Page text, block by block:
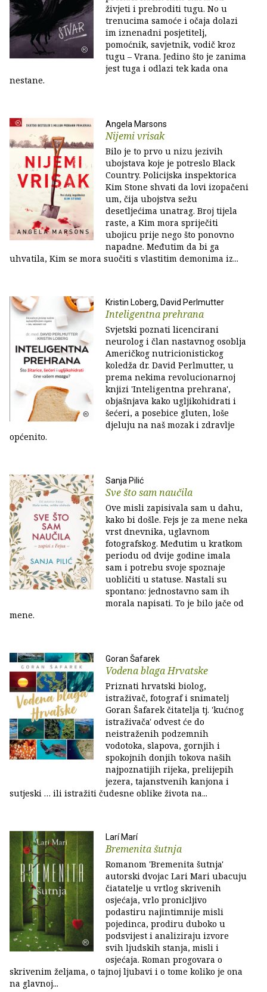
živjeti i prebroditi tugu. No u
trenucima samoće i očaja dolazi
im iznenadni posjetitelj,
pomoćnik, savjetnik, vodič kroz
tugu – Vrana. Jedino što je zanima
jest tuga i odlazi tek kada ona
nestane.
Angela Marsons
Nijemi vrisak
Bilo je to prvo u nizu jezivih
ubojstava koje je potreslo Black
Country. Policijska inspektorica
Kim Stone shvati da lovi izopačeni
um, čija ubojstva sežu
desetljećima unatrag. Broj tijela
raste, a Kim mora spriječiti
ubojicu prije nego što ponovno
napadne. Međutim da bi ga
uhvatila, Kim se mora suočiti s vlastitim demonima iz...
Kristin Loberg, David Perlmutter
Inteligentna prehrana
Svjetski poznati licencirani
neurolog i član nastavnog osoblja
Američkog nutricionistickog
koledža dr. David Perlmutter, u
prema nekima revolucionarnoj
knjizi 'Inteligentna prehrana',
objašnjava kako ugljikohidrati i
šećeri, a posebice gluten, loše
djeluju na naš mozak i zdravlje
općenito.
Sanja Pilić
Sve što sam naučila
Ove misli zapisivala sam u dahu,
kako bi došle. Fejs je za mene neka
vrst dnevnika, uglavnom
fotografskog. Međutim u kratkom
periodu od dvije godine imala
sam i potrebu svoje spoznaje
uobličiti u statuse. Nastali su
spontano: jednostavno sam ih
morala napisati. To je bilo jače od
mene.
Goran Šafarek
Vodena blaga Hrvatske
Priznati hrvatski biolog,
istraživač, fotograf i snimatelj
Goran Šafarek čitatelja tj. 'kućnog
istraživača' odvest će do
neistraženih podzemnih
vodotoka, slapova, gornjih i
spokojnih donjih tokova naših
najpoznatijih rijeka, prelijepih
jezera, tajanstvenih kanjona i
sutjeski … ili istražiti čudesne oblike života na...
Larí Marí
Bremenita šutnja
Romanom 'Bremenita šutnja'
autorski dvojac Lari Mari ubacuju
čiatatelje u vrtlog skrivenih
osjećaja, vrlo pronicljivo
podastiru najintimnije misli
pojedinca, prodiru duboko u
podsvijest i analiziraju izvore
svih ljudskih stanja, misli i
osjećaja. Roman progovara o
skrivenim željama, o tajnoj ljubavi i o tome koliko je ona
na glavnoj...